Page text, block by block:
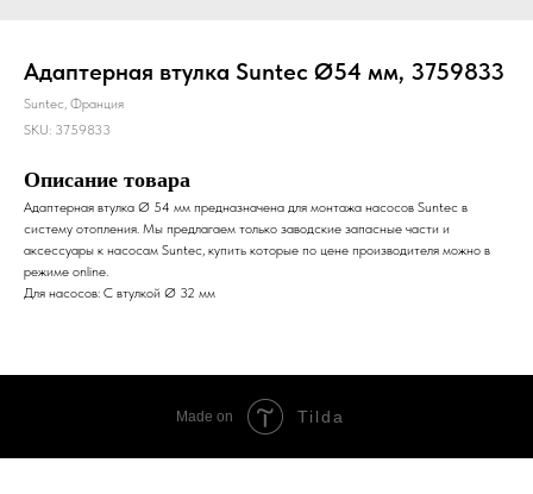
Адаптерная втулка Suntec Ø54 мм, 3759833
Suntec, Франция
SKU: 3759833
Описание товара
Адаптерная втулка Ø 54 мм предназначена для монтажа насосов Suntec в
систему отопления. Мы предлагаем только заводские запасные части и
аксессуары к насосам Suntec, купить которые по цене производителя можно в
режиме online.
Для насосов: С втулкой Ø 32 мм
Made on Tilda